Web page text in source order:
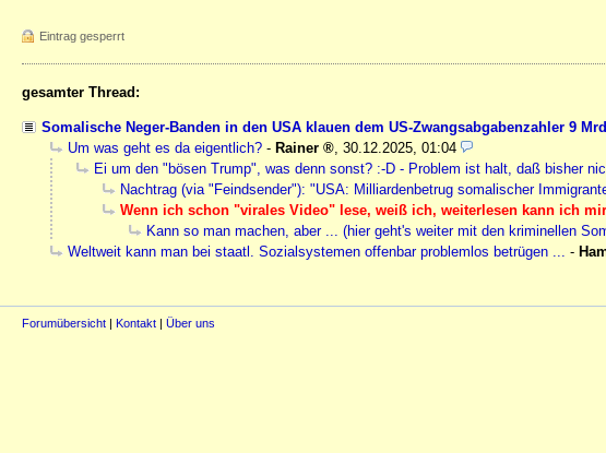
Eintrag gesperrt
gesamter Thread:
Somalische Neger-Banden in den USA klauen dem US-Zwangsabgabenzahler 9
Um was geht es da eigentlich? - Rainer , 30.12.2025, 01:04
Ei um den "bösen Trump", was denn sonst? :-D - Problem ist halt, daß bisher
Nachtrag (via "Feindsender"): "USA: Milliardenbetrug somalischer
Wenn ich schon "virales Video" lese, weiß ich, weiterlesen kann ich
Kann so man machen, aber ... (hier geht's weiter mit den kriminellen
Weltweit kann man bei staatl. Sozialsystemen offenbar problemlos betrügen ... -
Forumübersicht | Kontakt | Über uns